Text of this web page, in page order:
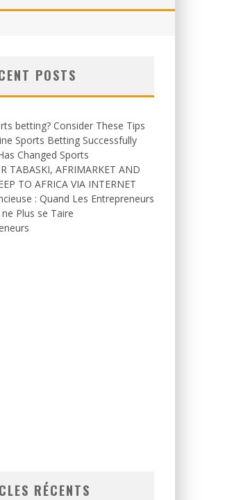
POSTS
betting? Consider These Tips
Sports Betting Successfully
Changed Sports
TABASKI, AFRIMARKET AND
TO AFRICA VIA INTERNET
: Quand Les Entrepreneurs
Plus se Taire
RÉCENTS